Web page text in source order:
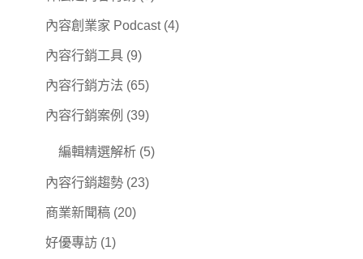
內容創業家 Podcast(4)
內容行銷工具 (9)
內容行銷方法 (65)
內容行銷案例 (39)
編輯精選解析 (5)
內容行銷趨勢 (23)
商業新聞稿 (20)
好優專訪 (1)